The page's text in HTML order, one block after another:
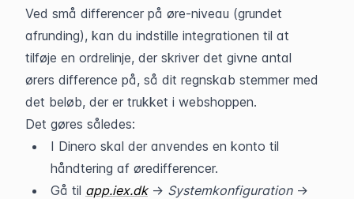
Ved små differencer på øre-niveau (grundet
afrunding), kan du indstille integrationen til at
tilføje en ordrelinje, der skriver det givne antal
ørers difference på, så dit regnskab stemmer med
det beløb, der er trukket i webshoppen.
Det gøres således:
I Dinero skal der anvendes en konto til
håndtering af øredifferencer.
Gå til app.iex.dk -> Systemkonfiguration